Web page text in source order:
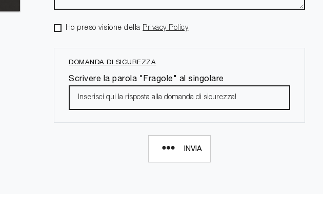
Ho preso visione della Privacy Policy
DOMANDA DI SICUREZZA
Scrivere la parola "Fragole" al singolare
INVIA